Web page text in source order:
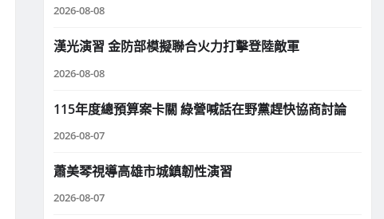
2026-08-08
漢光演習 金防部模擬聯合火力打擊登陸敵軍
2026-08-08
115年度總預算案卡關 綠營喊話在野黨趕快協商討論
2026-08-07
蕭美琴視導高雄市城鎮韌性演習
2026-08-07